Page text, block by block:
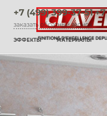
+7 (499) 399-37-51
заказать обратный звонок
ЭФФЕКТЫ МАТЕРИАЛЫ
венецианские
краски
штукатурки